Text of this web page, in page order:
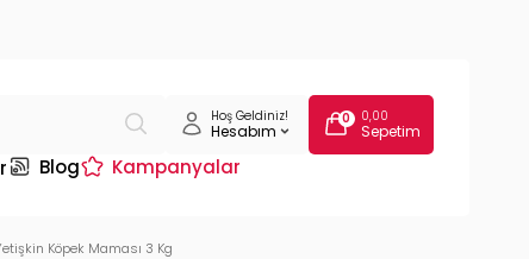
Hoş Geldiniz!
Hesabım
0 0,00
Sepetim
Blog Kampanyalar
Köpek Maması 3 Kg